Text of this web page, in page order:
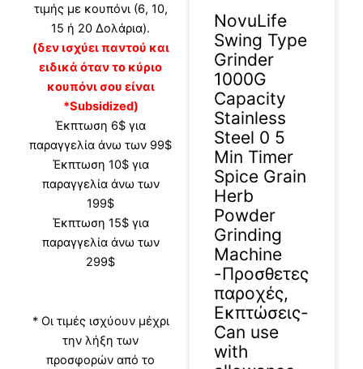
τιμής με κουπόνι (6, 10,
15 ή 20 Δολάρια).
(δεν ισχύει παντού και
ειδικά όταν το κύριο
κουπόνι σου είναι
*Subsidized)
Έκπτωση 6$ για
παραγγελία άνω των 99$
Έκπτωση 10$ για
παραγγελία άνω των
199$
Έκπτωση 15$ για
παραγγελία άνω των
299$
* Οι τιμές ισχύουν μέχρι
την λήξη των
προσφορών από το
NovuLife
Swing Type
Grinder
1000G
Capacity
Stainless
Steel 0 5
Min Timer
Spice Grain
Herb
Powder
Grinding
Machine
-Προσθετες
παροχές,
Εκπτώσεις-
Can use
with